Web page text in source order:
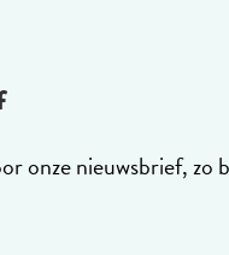
onze nieuwsbrief, zo